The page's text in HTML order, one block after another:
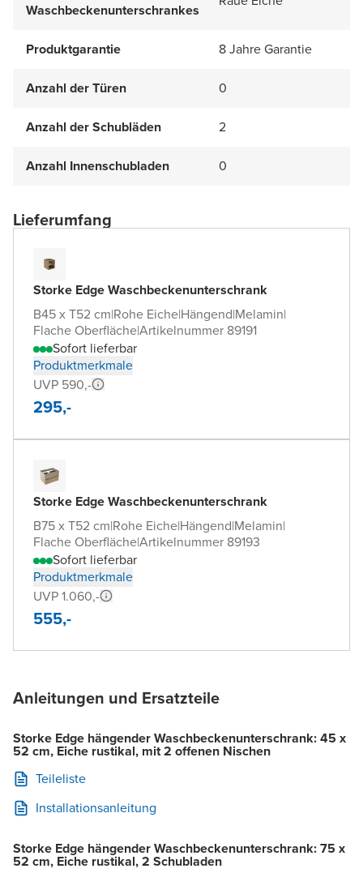
Waschbeckenunterschrankes
Produktgarantie 8 Jahre Garantie
Anzahl der Türen 0
Anzahl der Schubläden 2
Anzahl Innenschubladen 0
Lieferumfang
Storke Edge Waschbeckenunterschrank
B45 x T52 cm|Rohe Eiche|Hängend|Melamin|
Flache Oberfläche|Artikelnummer 89191
Sofort lieferbar
Produktmerkmale
UVP 590,-
295,-
Storke Edge Waschbeckenunterschrank
B75 x T52 cm|Rohe Eiche|Hängend|Melamin|
Flache Oberfläche|Artikelnummer 89193
Sofort lieferbar
Produktmerkmale
UVP 1.060,-
555,-
Anleitungen und Ersatzteile
Storke Edge hängender Waschbeckenunterschrank: 45 x
52 cm, Eiche rustikal, mit 2 offenen Nischen
Teileliste
Installationsanleitung
Storke Edge hängender Waschbeckenunterschrank: 75 x
52 cm, Eiche rustikal, 2 Schubladen